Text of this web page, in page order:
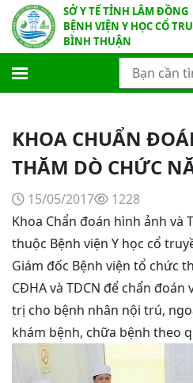
SỞ Y TẾ TỈNH LÂM ĐỒNG
BỆNH VIỆN Y HỌC CỔ
BÌNH THUẬN
KHOA CHUẨN
THĂM DÒ CHỨC
15/05/2017
1228
Khoa Chẩn đoán hình ảnh và
thuộc Bệnh viện Y học cổ
Giám đốc Bệnh viện tổ chức
CĐHA và TDCN để chẩn
trị cho bệnh nhân nội trú,
khám bệnh, chữa bệnh theo